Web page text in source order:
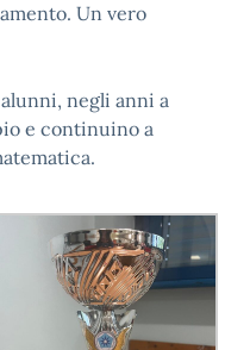
Un vero
negli anni a
e continuino a